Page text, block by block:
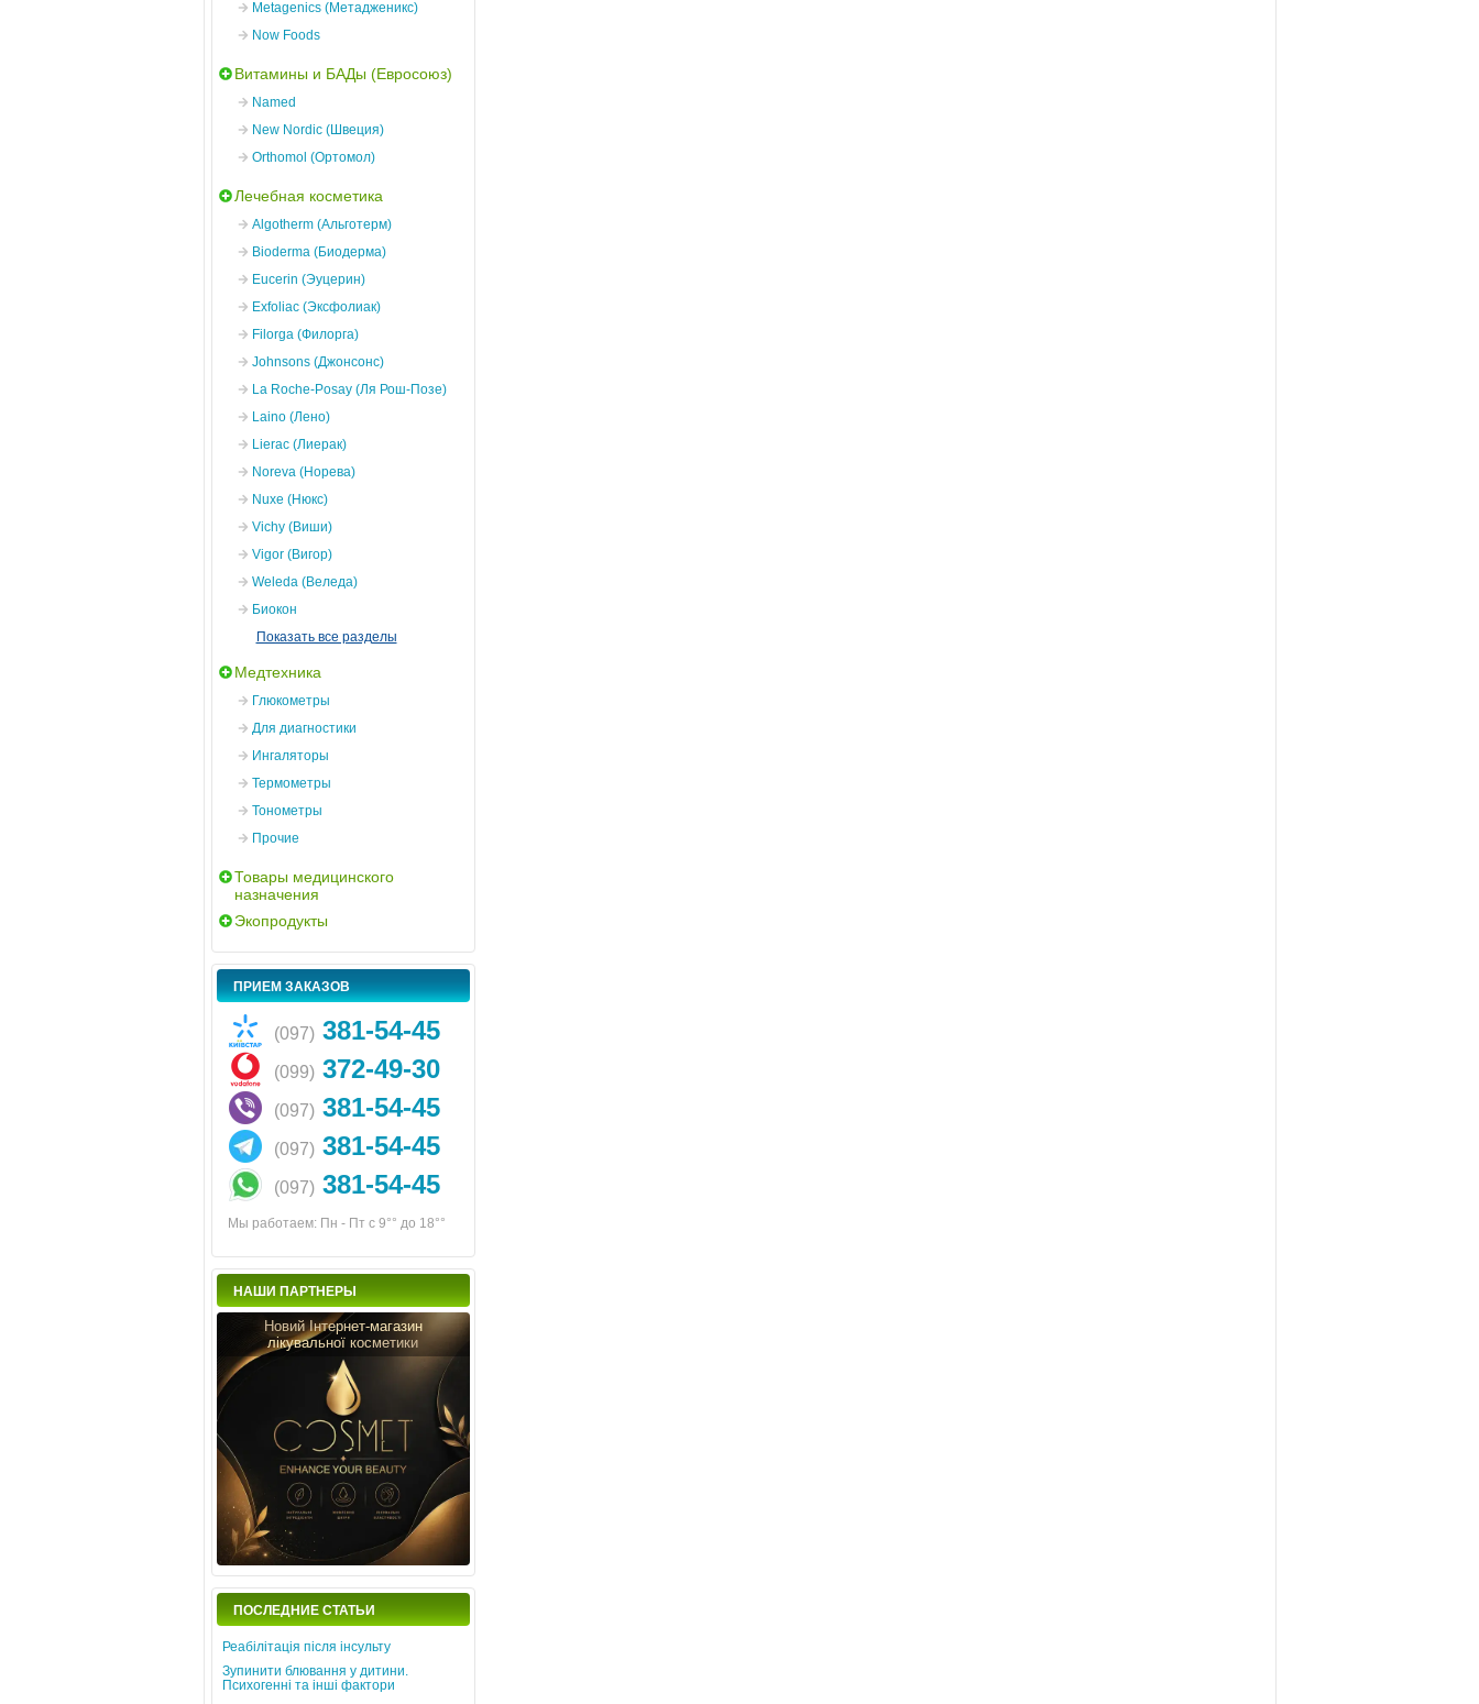
Metagenics (Метадженикс)
Now Foods
Витамины и БАДы (Евросоюз)
Named
New Nordic (Швеция)
Orthomol (Ортомол)
Лечебная косметика
Algotherm (Альготерм)
Bioderma (Биодерма)
Eucerin (Эуцерин)
Exfoliac (Эксфолиак)
Filorga (Филорга)
Johnsons (Джонсонс)
La Roche-Posay (Ля Рош-Позе)
Laino (Лено)
Lierac (Лиерак)
Noreva (Норева)
Nuxe (Нюкс)
Vichy (Виши)
Vigor (Вигор)
Weleda (Веледа)
Биокон
Показать все разделы
Медтехника
Глюкометры
Для диагностики
Ингаляторы
Термометры
Тонометры
Прочие
Товары медицинского
назначения
Экопродукты
ПРИЕМ ЗАКАЗОВ
(097)381-54-45
(099)372-49-30
(097)381-54-45
(097)381-54-45
(097)381-54-45
Мы работаем: Пн - Пт с 9°° до 18°°
НАШИ ПАРТНЕРЫ
Новий Інтернет-магазин
лікувальної косметики
ПОСЛЕДНИЕ СТАТЬИ
Реабілітація після інсульту
Зупинити блювання у дитини.
Психогенні та інші фактори